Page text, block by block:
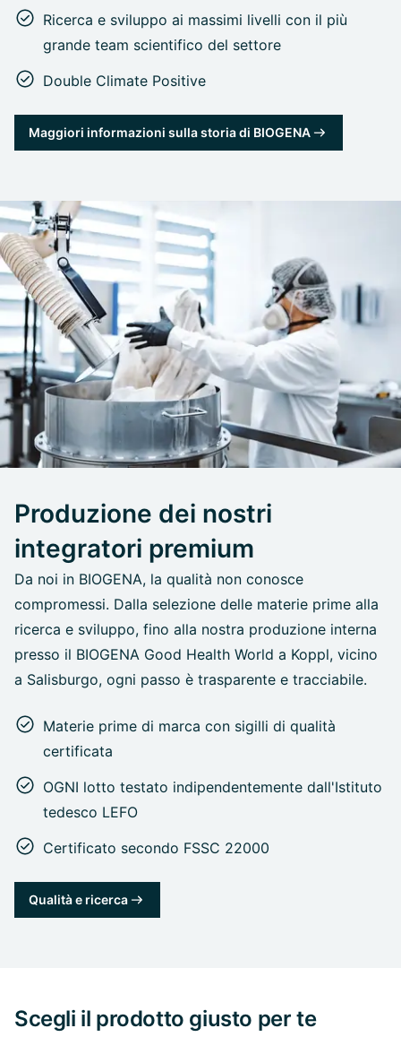
Ricerca e sviluppo ai massimi livelli con il più
grande team scientifico del settore
Double Climate Positive
Maggiori informazioni sulla storia di BIOGENA
Produzione dei nostri
integratori premium
Da noi in BIOGENA, la qualità non conosce
compromessi. Dalla selezione delle materie prime alla
ricerca e sviluppo, fino alla nostra produzione interna
presso il BIOGENA Good Health World a Koppl, vicino
a Salisburgo, ogni passo è trasparente e tracciabile.
Materie prime di marca con sigilli di qualità
certificata
OGNI lotto testato indipendentemente dall'Istituto
tedesco LEFO
Certificato secondo FSSC 22000
Qualità e ricerca
Scegli il prodotto giusto per te